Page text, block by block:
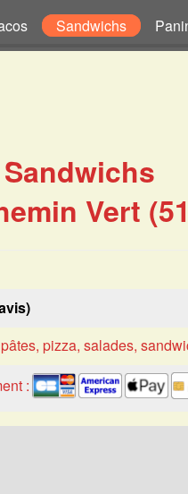
Sandwichs
Vert
pizza, salades,
: